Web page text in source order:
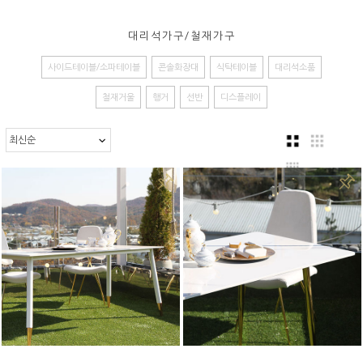
대리석가구/철재가구
사이드테이블/소파테이블 콘솔화장대 식탁테이블 대리석소품
철재거울 행거 선반 디스플레이